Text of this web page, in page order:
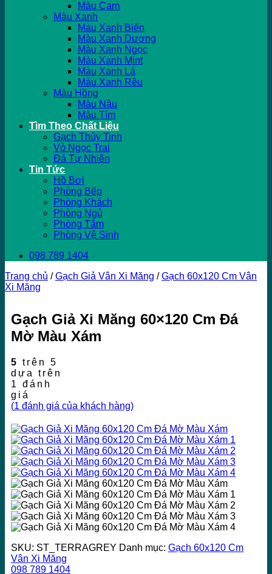
Màu Cam
Màu Xanh
Màu Xanh Biển
Màu Xanh Dương
Màu Xanh Ngọc
Màu Xanh Mint
Màu Xanh Lá
Màu Xanh Rêu
Màu Hồng
Màu Nâu
Màu Tím
Tìm Theo Chất Liệu
Gạch Thủy Tinh
Vỏ Ngọc Trai
Đá Tự Nhiên
Tin Tức
Hồ Bơi
Phòng Bếp
Phòng Khách
Phòng Ngủ
Phòng Tắm
Phòng Vệ Sinh
098 789 1404
Trang chủ / Gạch Giả Vân Xi Măng / Gạch 60x120 Cm Vân
Xi Măng
Gạch Giả Xi Măng 60×120 Cm Đá
Mờ Màu Xám
5 trên 5
dựa trên
1
đánh
giá
(1 đánh giá của khách hàng)
SKU: ST_TERRAGREY Danh mục: Gạch 60x120 Cm
Vân Xi Măng
098 789 1404